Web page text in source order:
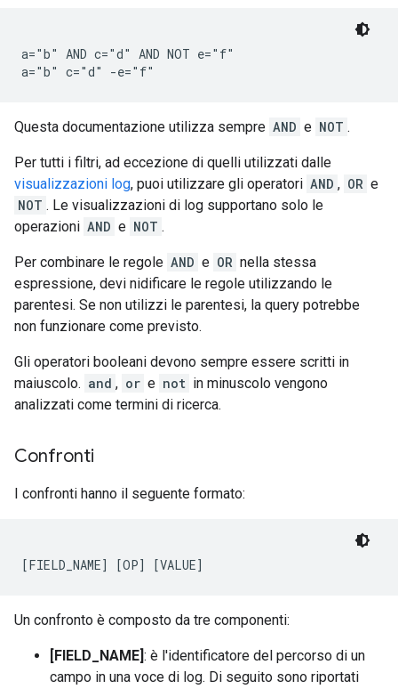
a="b" AND c="d" AND NOT e="f"
Questa documentazione utilizza sempre AND e NOT .
Per tutti i filtri, ad eccezione di quelli utilizzati dalle
visualizzazioni log, puoi utilizzare gli operatori AND , OR e
NOT . Le visualizzazioni di log supportano solo le
operazioni AND e NOT .
Per combinare le regole AND e OR nella stessa
espressione, devi nidificare le regole utilizzando le
parentesi. Se non utilizzi le parentesi, la query potrebbe
non funzionare come previsto.
Gli operatori booleani devono sempre essere scritti in
maiuscolo. and , or e not in minuscolo vengono
analizzati come termini di ricerca.
Confronti
I confronti hanno il seguente formato:
Un confronto è composto da tre componenti:
[FIELD_NAME]: è l'identificatore del percorso di un
campo in una voce di log. Di seguito sono riportati